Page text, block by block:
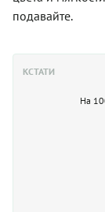
подавайте.
КСТАТИ
На